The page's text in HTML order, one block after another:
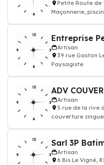
Petite Route de
Maçonnerie,
Entreprise
Artisan
39 rue Gaston
Paysagiste
ADV
Artisan
5 rue de la rive
couverture
Sarl 3P
Artisan
6 Bis Le Vigné,